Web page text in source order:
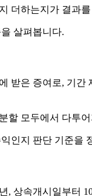
더하는지가 결과
살펴봅니다.
받은 증여로, 기간
할 모두에서 다투
인지 판단 기준을
, 상속개시일부터